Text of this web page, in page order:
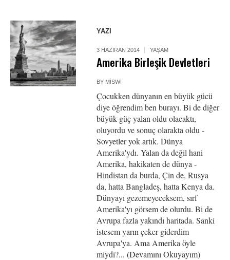
YAZI
3 HAZIRAN 2014 YAŞAM
Amerika Birleşik Devletleri
BY MISWI
Çocukken dünyanın en büyük gücü
diye öğrendim ben burayı. Bi de diğer
büyük güç yalan oldu olacaktı,
oluyordu ve sonuç olarakta oldu -
Sovyetler yok artık. Dünya
Amerika'ydı. Yalan da değil hani
Amerika, hakikaten de dünya -
Hindistan da burda, Çin de, Rusya
da, hatta Bangladeş, hatta Kenya da.
Dünyayı gezemeyeceksem, sırf
Amerika'yı görsem de olurdu. Bi de
Avrupa fazla yakındı haritada. Sanki
istesem yarın çeker giderdim
Avrupa'ya. Ama Amerika öyle
miydi?... (Devamını Okuyayım)